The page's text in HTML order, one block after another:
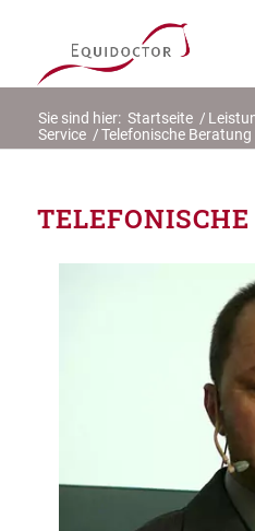
Sie sind hier: Startseite /
Service /Telefonische Beratung